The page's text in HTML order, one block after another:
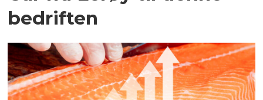
bedriften